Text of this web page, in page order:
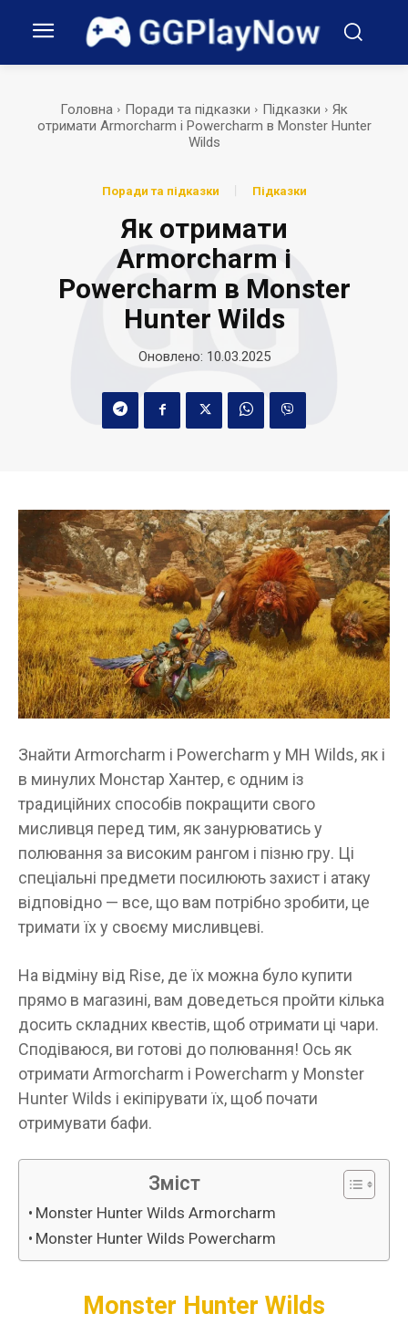
Головна Поради та підказки Підказки
Як
отримати Armorcharm і Powercharm в Monster Hunter
Wilds
Поради та підказки Підказки
Як отримати
Armorcharm і
Powercharm в Monster
Hunter Wilds
Оновлено: 10.03.2025
Знайти Armorcharm і Powercharm у MH Wilds, як і
в минулих Монстар Хантер, є одним із
традиційних способів покращити свого
мисливця перед тим, як занурюватись у
полювання за високим рангом і пізню гру. Ці
спеціальні предмети посилюють захист і атаку
відповідно — все, що вам потрібно зробити, це
тримати їх у своєму мисливцеві.
На відміну від Rise, де їх можна було купити
прямо в магазині, вам доведеться пройти кілька
досить складних квестів, щоб отримати ці чари.
Сподіваюся, ви готові до полювання! Ось як
отримати Armorcharm і Powercharm у Monster
Hunter Wilds і екіпірувати їх, щоб почати
отримувати бафи.
Зміст
Monster Hunter Wilds Armorcharm
Monster Hunter Wilds Powercharm
Monster Hunter Wilds